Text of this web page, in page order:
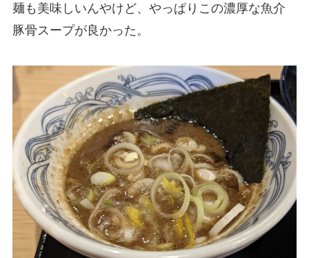
麺も美味しいんやけど、やっぱりこの濃厚な魚介
豚骨スープが良かった。